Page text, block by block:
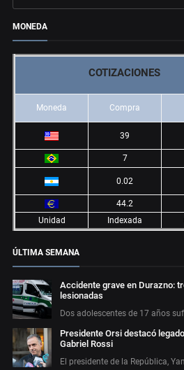
MONEDA
COTIZACIONES
Moneda Compra
39
7
0.02
44.2
Unidad
Indexada
ÚLTIMA SEMANA
Accidente grave en Durazno:
lesionadas
Dos adolescentes de 17 años
Presidente Orsi destacó
Gabriel Rossi
El presidente de la República,